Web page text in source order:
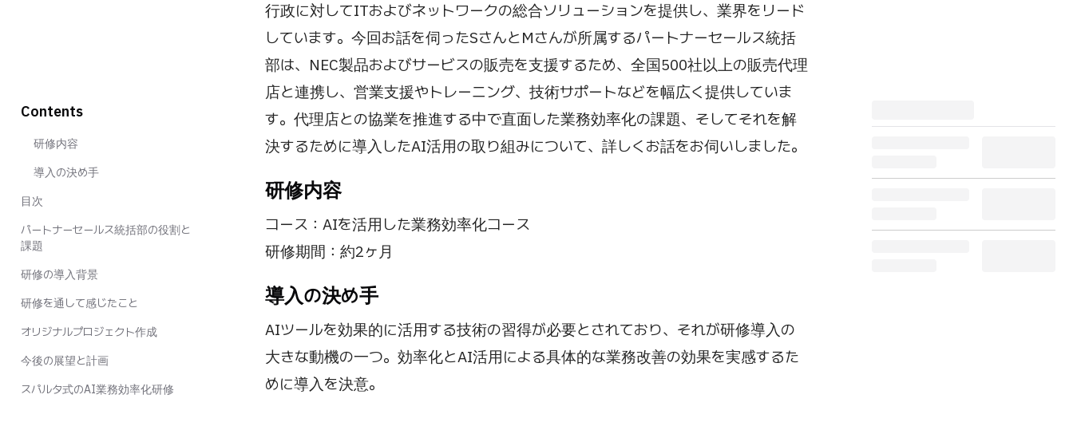
行政に対してITおよびネットワークの総合ソリューションを提供し、業界をリード
しています。今回お話を伺ったSさんとMさんが所属するパートナーセールス統括
部は、NEC製品およびサービスの販売を支援するため、全国500社以上の販売代理
店と連携し、営業支援やトレーニング、技術サポートなどを幅広く提供していま
す。代理店との協業を推進する中で直面した業務効率化の課題、そしてそれを解
決するために導入したAI活用の取り組みについて、詳しくお話をお伺いしました。
研修内容
コース：AIを活用した業務効率化コース
研修期間：約2ヶ月
導入の決め手
AIツールを効果的に活用する技術の習得が必要とされており、それが研修導入の
大きな動機の一つ。効率化とAI活用による具体的な業務改善の効果を実感するた
めに導入を決意。
Contents
研修内容
導入の決め手
目次
パートナーセールス統括部の役割と
課題
研修の導入背景
研修を通して感じたこと
オリジナルプロジェクト作成
今後の展望と計画
スパルタ式のAI業務効率化研修